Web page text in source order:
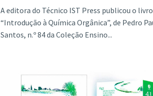
A editora do Técnico IST Press publicou o livro
“Introdução à Química Orgânica”, de Pedro
Santos, n.º 84 da Coleção Ensino...